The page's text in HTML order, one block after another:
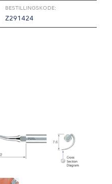
BESTILLINGSKODE:
Z291424